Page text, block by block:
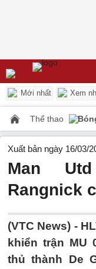
Mới nhất Xem
Thể thao
Xuất bản ngày 16/03/
Man
Rangnick
(VTC News) -
khiển trận MU
thủ thành De